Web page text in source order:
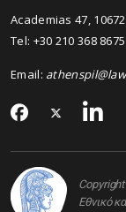
Academias 47,
Tel: +30 210 368 8675
Email:
Εθνικό